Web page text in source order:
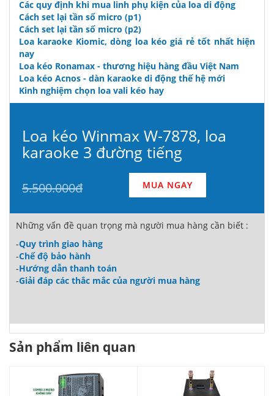
Các quy định khi mua linh phụ kiện của loa di động
Cách set lại tần số micro (p1)
Cách set lại tần số micro (p2)
Loa karaoke Kiomic, dòng loa kéo giá rẻ tốt nhất hiện
nay
Loa kéo Ronamax - thương hiệu hàng đầu Việt Nam
Loa kéo Acnos - dàn karaoke di động thế hệ mới
Kinh nghiệm chọn loa vali kéo hay
Loa kéo Winmax W-7878, loa
karaoke 3 đường tiếng
5.500.000đ MUA NGAY
Những vấn đề quan trọng mà người mua hàng cần biết :
-Quy trình giao hàng
-Chế độ bảo hành
-Hướng dẫn thanh toán
-Giải đáp các thắc mắc của người mua hàng
Sản phẩm liên quan